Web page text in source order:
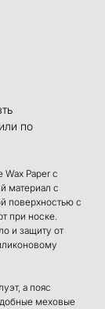
по
Wax Paper с
материал с
поверхностью с
при носке.
и защиту от
а пояс
меховые